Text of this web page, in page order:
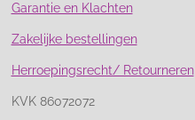
Garantie en Klachten
Zakelijke bestellingen
Herroepingsrecht/ Retourneren
KVK 86072072